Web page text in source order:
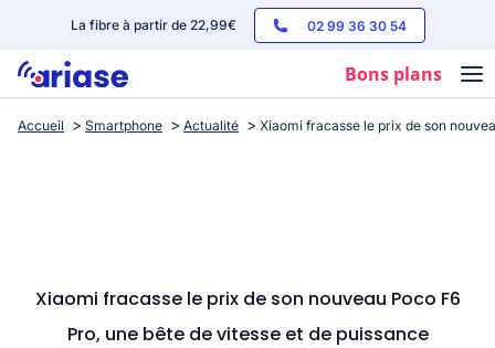
La fibre à partir de 22,99€ 02 99 36 30 54
Bons plans
Box internet
Streaming
Accueil Smartphone Actualité Xiaomi fracasse le prix de son
Xiaomi fracasse le prix de son nouveau Poco F6
Pro, une bête de vitesse et de puissance